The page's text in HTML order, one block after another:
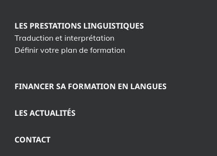
LES PRESTATIONS LINGUISTIQUES
Traduction et interprétation
Définir votre plan de formation
FINANCER SA FORMATION EN LANGUES
LES ACTUALITÉS
CONTACT